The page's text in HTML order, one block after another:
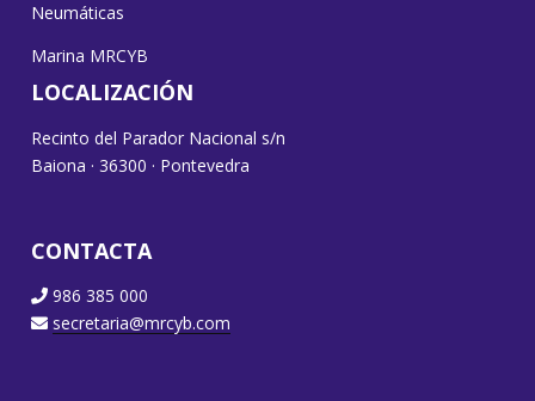
Neumáticas
Marina MRCYB
LOCALIZACIÓN
Recinto del Parador Nacional s/n
Baiona · 36300 · Pontevedra
CONTACTA
986 385 000
secretaria@mrcyb.com